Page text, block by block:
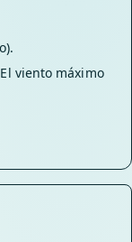
viento máximo